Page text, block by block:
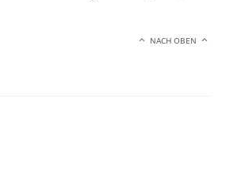
NACH OBEN